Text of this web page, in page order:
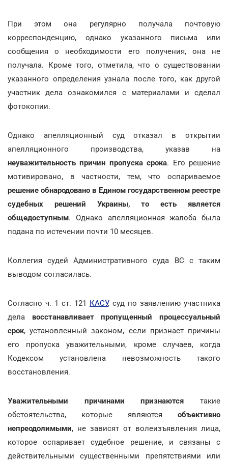
При этом она регулярно получала почтовую
корреспонденцию, однако указанного письма или
сообщения о необходимости его получения, она не
получала. Кроме того, отметила, что о существовании
указанного определения узнала после того, как другой
участник дела ознакомился с материалами и сделал
фотокопии.
Однако апелляционный суд отказал в открытии
апелляционного производства, указав на
неуважительность причин пропуска срока. Его решение
мотивировано, в частности, тем, что оспариваемое
решение обнародовано в Едином государственном реестре
судебных решений Украины, то есть является
общедоступным. Однако апелляционная жалоба была
подана по истечении почти 10 месяцев.
Коллегия судей Административного суда ВС с таким
выводом согласилась.
Согласно ч. 1 ст. 121 КАСУ, суд по заявлению участника
дела восстанавливает пропущенный процессуальный
срок, установленный законом, если признает причины
его пропуска уважительными, кроме случаев, когда
Кодексом установлена невозможность такого
восстановления.
Уважительными причинами признаются такие
обстоятельства, которые являются объективно
непреодолимыми, не зависят от волеизъявления лица,
которое оспаривает судебное решение, и связаны с
действительными существенными препятствиями или